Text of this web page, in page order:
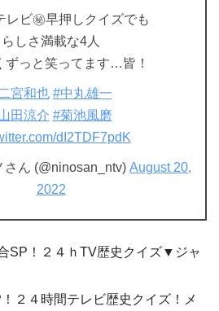
レビ㊙早押しクイズでも
らしさ満載な4人
ずっと笑ってます…皆！
宮和也 #中丸雄一
田涼介 #菊池風磨
dI2TDF7pdK
ん (@ninosan_ntv) August 20,
2022
SP！２４ｈTV歴史クイズ▼ジャ
２４時間テレビ歴史クイズ！メ